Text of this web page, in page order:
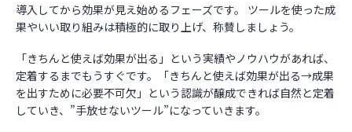
導入してから効果が見え始めるフェーズです。 ツールを使った成
果やいい取り組みは積極的に取り上げ、称賛しましょう。
「きちんと使えば効果が出る」という実績やノウハウがあれば、
定着するまでもうすぐです。「きちんと使えば効果が出る→成果
を出すために必要不可欠」という認識が醸成できれば自然と定着
していき、”手放せないツール”になっていきます。